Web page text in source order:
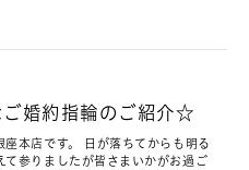
婚約指輪のご紹介☆
本店です。 日が落ちてからも明る
て参りましたが皆さまいかがお過ご